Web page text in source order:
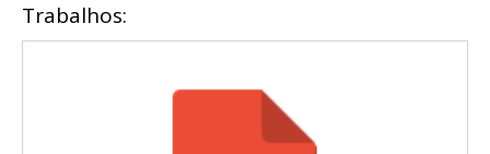
Trabalhos: